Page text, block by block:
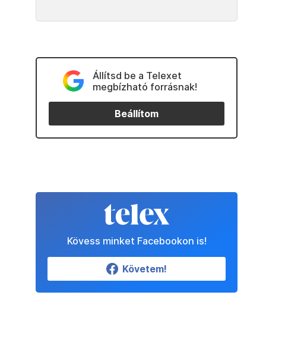
Állítsd be a Telexet
megbízható forrásnak!
Beállítom
Kövess minket Facebookon is!
Követem!